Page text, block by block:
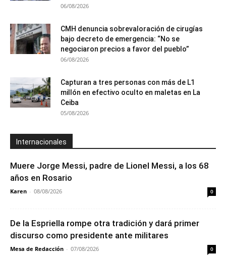
06/08/2026
CMH denuncia sobrevaloración de cirugías
bajo decreto de emergencia: “No se
negociaron precios a favor del pueblo”
06/08/2026
Capturan a tres personas con más de L1
millón en efectivo oculto en maletas en La
Ceiba
05/08/2026
Internacionales
Muere Jorge Messi, padre de Lionel Messi, a los 68
años en Rosario
Karen - 08/08/2026 0
De la Espriella rompe otra tradición y dará primer
discurso como presidente ante militares
Mesa de Redacción - 07/08/2026 0